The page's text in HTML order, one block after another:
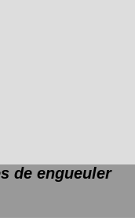
de engueuler